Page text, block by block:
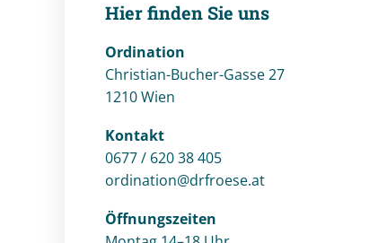
Hier finden Sie uns
Ordination
Christian-Bucher-Gasse 27
1210 Wien
Kontakt
0677 / 620 38 405
ordination@drfroese.at
Öffnungszeiten